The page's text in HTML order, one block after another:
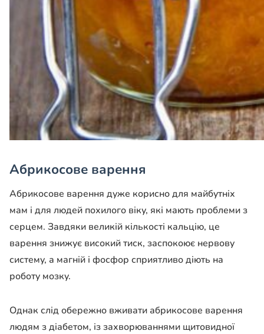
Абрикосове варення
Абрикосове варення дуже корисно для майбутніх
мам і для людей похилого віку, які мають проблеми з
серцем. Завдяки великій кількості кальцію, це
варення знижує високий тиск, заспокоює нервову
систему, а магній і фосфор сприятливо діють на
роботу мозку.
Однак слід обережно вживати абрикосове варення
людям з діабетом, із захворюваннями щитовидної